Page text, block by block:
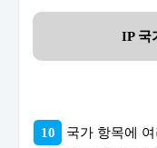
IP 국
10
국가 항목에